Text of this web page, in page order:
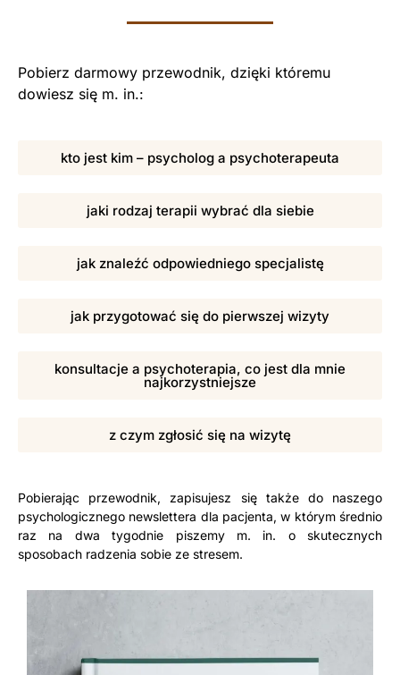
Pobierz darmowy przewodnik, dzięki któremu
dowiesz się m. in.:
kto jest kim – psycholog a psychoterapeuta
jaki rodzaj terapii wybrać dla siebie
jak znaleźć odpowiedniego specjalistę
jak przygotować się do pierwszej wizyty
konsultacje a psychoterapia, co jest dla mnie
najkorzystniejsze
z czym zgłosić się na wizytę
Pobierając przewodnik, zapisujesz się także do naszego
psychologicznego newslettera dla pacjenta, w którym średnio
raz na dwa tygodnie piszemy m. in. o skutecznych
sposobach radzenia sobie ze stresem.